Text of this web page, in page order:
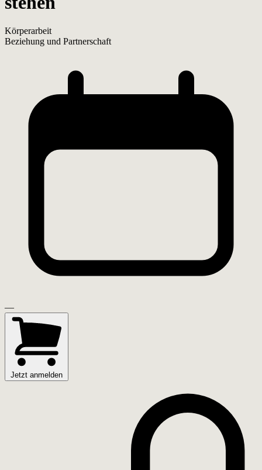
Körperarbeit
Beziehung und Partnerschaft
—
Jetzt anmelden